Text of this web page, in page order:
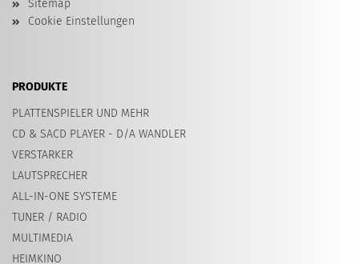
Sitemap
Cookie Einstellungen
PRODUKTE
PLATTENSPIELER UND MEHR
CD & SACD PLAYER - D/A WANDLER
VERSTARKER
LAUTSPRECHER
ALL-IN-ONE SYSTEME
TUNER / RADIO
MULTIMEDIA
HEIMKINO